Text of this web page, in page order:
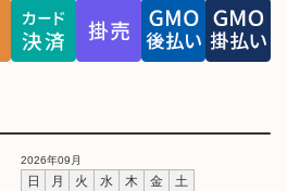
2026年09月
日 月 火 水 木 金
土